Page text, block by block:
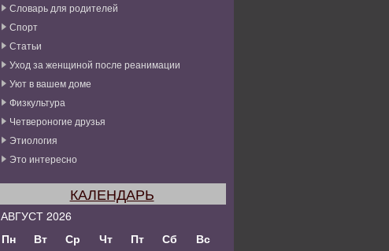
Словарь для родителей
Спорт
Статьи
Уход за женщиной после реанимации
Уют в вашем доме
Физкультура
Четвероногие друзья
Этиология
Это интересно
КАЛЕНДАРЬ
АВГУСТ 2026
Пн
Вт Ср Чт Пт Сб Вс